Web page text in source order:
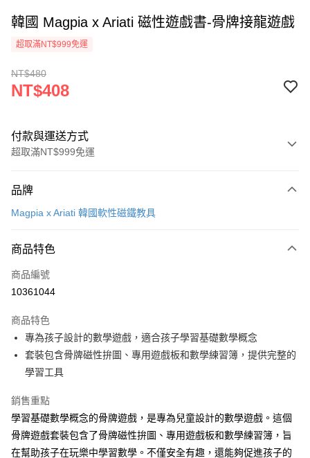
韓國 Magpia x Ariati 磁性遊戲書-骨牌接龍遊戲
超取滿NT$999免運
NT$480
NT$408
付款與運送方式
超取滿NT$999免運
信用卡一次付款
3 期 0 利率 每期
合作金庫商業銀行
上海商業儲蓄銀行
臺灣中小企業銀行
匯豐（台灣）商業銀行
華泰商業銀行
聯邦商業銀行
遠東國際商業銀行
元大商業銀行
台新國際商業銀行
台灣樂天信用卡公司
超商取貨付款
LINE Pay
Apple Pay
悠遊付
Google Pay
ATM付款
運送方式
品牌
Magpia x Ariati 韓國軟性磁鐵教具
商品特色
商品編號
10361044
商品特色
專為孩子設計的數學遊戲，適合孩子學習基礎數學概念
套裝包含骨牌磁性拚圖、專用遊戲板和數學練習簿，提供完整的
學習工具
銷售重點
學習基礎數學概念的骨牌遊戲，是專為兒童設計的數學遊戲。這個
骨牌遊戲套裝包含了骨牌磁性拚圖、專用遊戲板和數學練習簿，旨
在幫助孩子在玩樂中學習數學。不僅安全有趣，還能夠促進孩子的